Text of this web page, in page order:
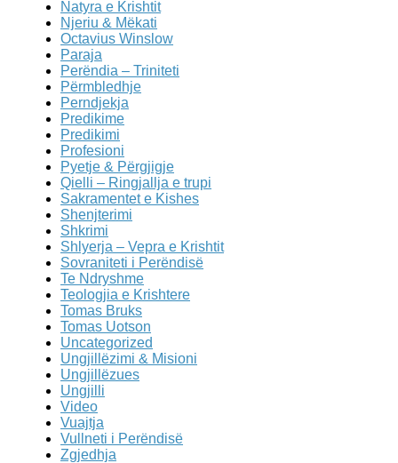
Natyra e Krishtit
Njeriu & Mëkati
Octavius Winslow
Paraja
Perëndia – Triniteti
Përmbledhje
Perndjekja
Predikime
Predikimi
Profesioni
Pyetje & Përgjigje
Qielli – Ringjallja e trupi
Sakramentet e Kishes
Shenjterimi
Shkrimi
Shlyerja – Vepra e Krishtit
Sovraniteti i Perëndisë
Te Ndryshme
Teologjia e Krishtere
Tomas Bruks
Tomas Uotson
Uncategorized
Ungjillëzimi & Misioni
Ungjillëzues
Ungjilli
Video
Vuajtja
Vullneti i Perëndisë
Zgjedhja